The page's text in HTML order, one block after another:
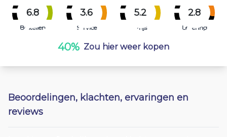
6.8
Bestellen
3.6
Service
5.2
Prijs
2.8
Levering
40% Zou hier weer kopen
Beoordelingen, klachten, ervaringen en
reviews